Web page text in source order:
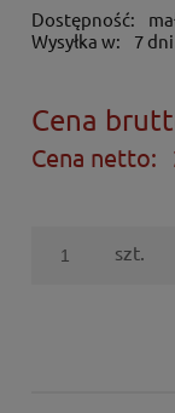
Dostępność:
Wysyłka w:
7 dni
Cena
Cena netto:
szt.